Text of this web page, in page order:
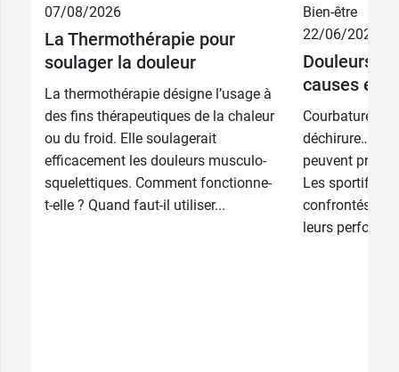
07/08/2026
La Thermothérapie pour
soulager la douleur
La thermothérapie désigne l’usage à
des fins thérapeutiques de la chaleur
ou du froid. Elle soulagerait
efficacement les douleurs musculo-
squelettiques. Comment fonctionne-
t-elle ? Quand faut-il utiliser...
Bien-être
22/06/2026
Douleurs
causes et
Courbatures,
déchirure…
peuvent
Les sportifs y
confrontés, au
leurs